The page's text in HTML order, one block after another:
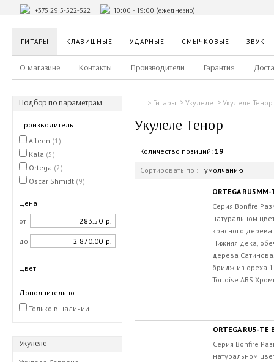
+375 29 5-522-522 10:00 - 19:00 (ежедневно)
ГИТАРЫ КЛАВИШНЫЕ УДАРНЫЕ СМЫЧКОВЫЕ ЗВУК
О магазине Контакты Производители Гарантия
Подбор по параметрам
Производитель
Aileen (1)
Kala (5)
Ortega (2)
Oscar Shmidt (9)
Цена
от
р.
до р.
Цвет
Дополнительно
Только в наличии
Укулеле
Гитары Укулеле Укулеле Тенор
Укулеле Тенор
Количество позиций: 19
Сортировать по : умолчанию
ORTEGA RU5MM-
Серия Bonfire
натуральном
красного
Нижняя дека,
дерева
бридж из ореха
Tortoise ABS
ORTEGA RU5-TE
Серия Bonfire
натуральном